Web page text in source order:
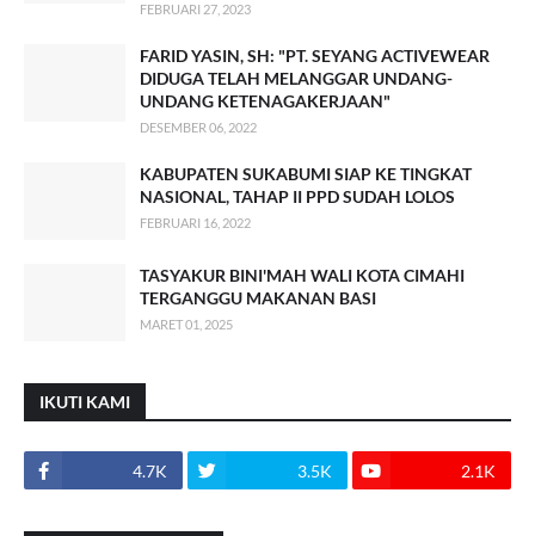
FEBRUARI 27, 2023
FARID YASIN, SH: "PT. SEYANG ACTIVEWEAR
DIDUGA TELAH MELANGGAR UNDANG-
UNDANG KETENAGAKERJAAN"
DESEMBER 06, 2022
KABUPATEN SUKABUMI SIAP KE TINGKAT
NASIONAL, TAHAP II PPD SUDAH LOLOS
FEBRUARI 16, 2022
TASYAKUR BINI'MAH WALI KOTA CIMAHI
TERGANGGU MAKANAN BASI
MARET 01, 2025
IKUTI KAMI
4.7K 3.5K 2.1K